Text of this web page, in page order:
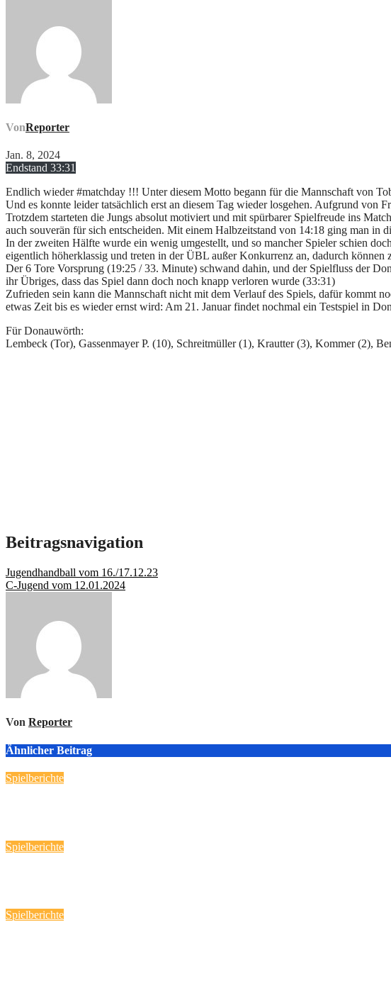
VonReporter
Jan. 8, 2024
Endstand 33:31
Endlich wieder #matchday !!! Unter diesem Motto begann für die Mannschaft von
Und es konnte leider tatsächlich erst an diesem Tag wieder losgehen. Aufgrund von
Trotzdem starteten die Jungs absolut motiviert und mit spürbarer Spielfreude ins
auch souverän für sich entscheiden. Mit einem Halbzeitstand von 14:18 ging man in
In der zweiten Hälfte wurde ein wenig umgestellt, und so mancher Spieler schien
eigentlich höherklassig und treten in der ÜBL außer Konkurrenz an, dadurch können
Der 6 Tore Vorsprung (19:25 / 33. Minute) schwand dahin, und der Spielfluss der
ihr Übriges, dass das Spiel dann doch noch knapp verloren wurde (33:31)
Zufrieden sein kann die Mannschaft nicht mit dem Verlauf des Spiels, dafür kommt
etwas Zeit bis es wieder ernst wird: Am 21. Januar findet nochmal ein Testspiel in
Für Donauwörth:
Lembeck (Tor), Gassenmayer P. (10), Schreitmüller (1), Krautter (3), Kommer (2),
Beitragsnavigation
Jugendhandball vom 16./17.12.23
C-Jugend vom 12.01.2024
Von Reporter
Ähnlicher Beitrag
Spielberichte
Spielberichte
Spielberichte